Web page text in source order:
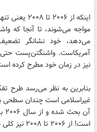
اینکه از
می‌دهد، خود نشانگر
آمریکاست. واشنگتن‌پست حتی
نیز در زمان خود مطرح کرده
بنابرین به نظر می‌رسد طرح
است! از ۲۰۰۶ تا ۲۰۰۸ نیز کلی طرفدار پیدا کرده است.